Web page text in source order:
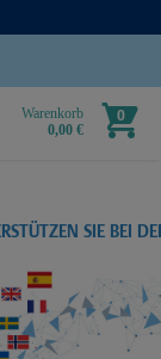
Warenkorb
0,00 €
0
SIE BEI